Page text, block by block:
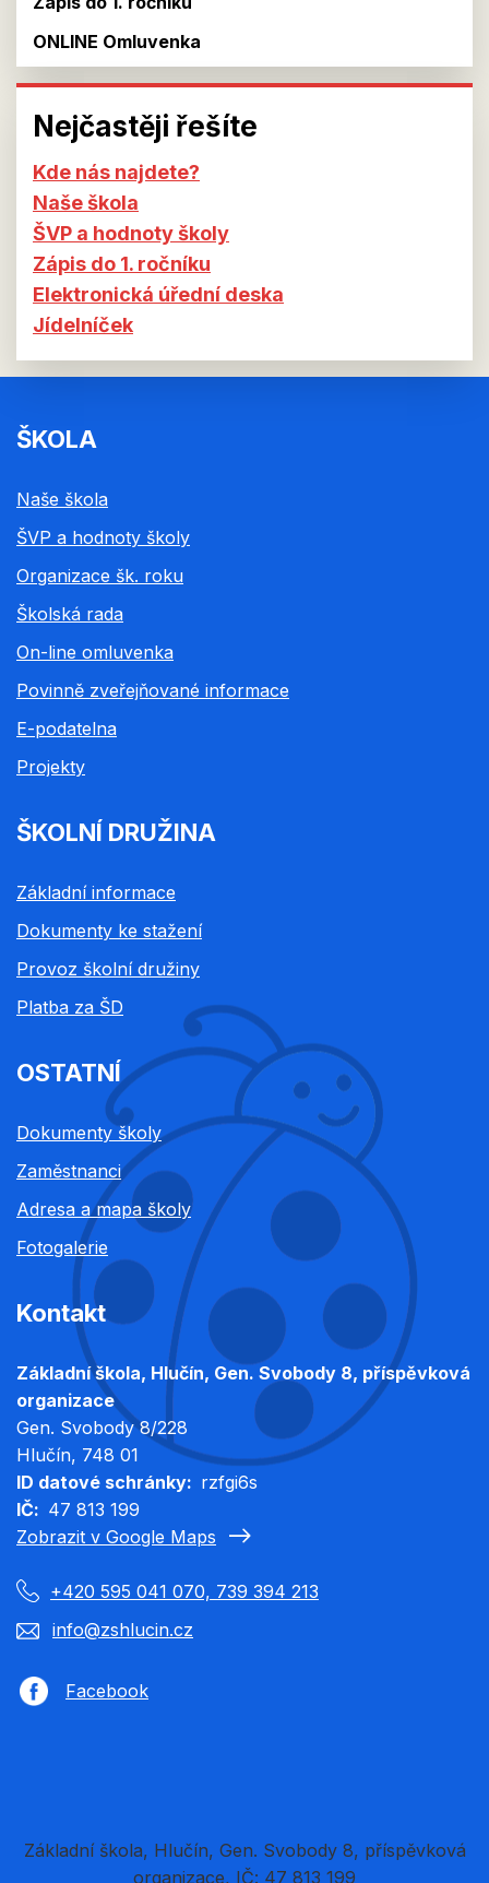
ONLINE Omluvenka
Nejčastěji řešíte
Kde nás najdete?
Naše škola
ŠVP a hodnoty školy
Zápis do 1. ročníku
Elektronická úřední deska
Jídelníček
ŠKOLA
Naše škola
ŠVP a hodnoty školy
Organizace šk. roku
Školská rada
On-line omluvenka
Povinně zveřejňované informace
E-podatelna
Projekty
ŠKOLNÍ DRUŽINA
Základní informace
Dokumenty ke stažení
Provoz školní družiny
Platba za ŠD
OSTATNÍ
Dokumenty školy
Zaměstnanci
Adresa a mapa školy
Fotogalerie
Kontakt
Základní škola, Hlučín, Gen. Svobody 8, příspěvková
organizace
Gen. Svobody 8/228
Hlučín, 748 01
ID datové schránky
rzfgi6s
IČ
47 813 199
Zobrazit v Google Maps
+420 595 041 070, 739 394 213
info@zshlucin.cz
Facebook
Základní škola, Hlučín, Gen. Svobody 8, příspěvková
organizace, IČ: 47 813 199